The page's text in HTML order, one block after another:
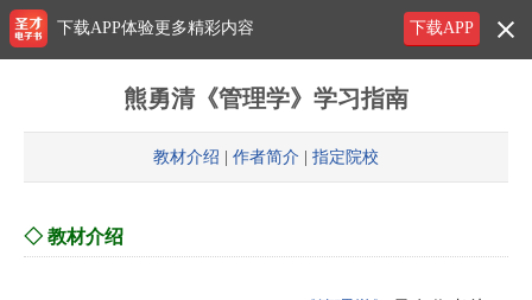
熊勇清《管理学》学习指南
教材介绍 作者简介 指定院校
◇ 教材介绍
下载APP
下载APP体验更多精彩内容